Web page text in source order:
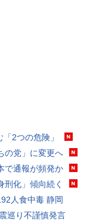
2つの危険」
の党」に変更へ
で通報が頻発か
刑化」傾向続く
人食中毒 静岡
巡り不謹慎発言